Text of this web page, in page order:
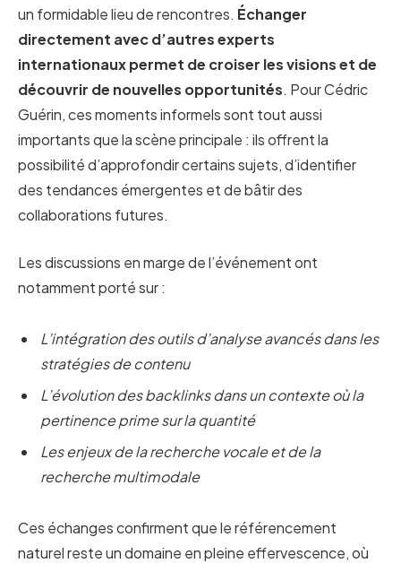
un formidable lieu de rencontres. Échanger
directement avec d’autres experts
internationaux permet de croiser les visions et de
découvrir de nouvelles opportunités. Pour Cédric
Guérin, ces moments informels sont tout aussi
importants que la scène principale : ils offrent la
possibilité d’approfondir certains sujets, d’identifier
des tendances émergentes et de bâtir des
collaborations futures.
Les discussions en marge de l’événement ont
notamment porté sur :
L’intégration des outils d’analyse avancés dans les
stratégies de contenu
L’évolution des backlinks dans un contexte où la
pertinence prime sur la quantité
Les enjeux de la recherche vocale et de la
recherche multimodale
Ces échanges confirment que le référencement
naturel reste un domaine en pleine effervescence, où